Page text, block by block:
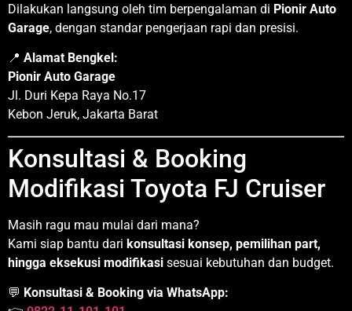
Dilakukan langsung oleh tim berpengalaman di Pionir Auto
Garage, dengan standar pengerjaan rapi dan presisi.
📍 Alamat Bengkel:
Pionir Auto Garage
Jl. Duri Kepa Raya No.17
Kebon Jeruk, Jakarta Barat
Konsultasi & Booking
Modifikasi Toyota FJ Cruiser
Masih ragu mau mulai dari mana?
Kami siap bantu dari konsultasi konsep, pemilihan part,
hingga eksekusi modifikasi sesuai kebutuhan dan budget.
💬 Konsultasi & Booking via WhatsApp: